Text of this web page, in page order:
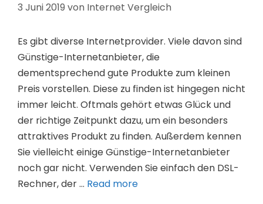
3 Juni 2019 von Internet Vergleich
Es gibt diverse Internetprovider. Viele davon sind
Günstige-Internetanbieter, die
dementsprechend gute Produkte zum kleinen
Preis vorstellen. Diese zu finden ist hingegen nicht
immer leicht. Oftmals gehört etwas Glück und
der richtige Zeitpunkt dazu, um ein besonders
attraktives Produkt zu finden. Außerdem kennen
Sie vielleicht einige Günstige-Internetanbieter
noch gar nicht. Verwenden Sie einfach den DSL-
Rechner, der … Read more